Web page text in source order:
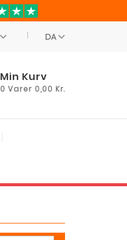
DA
Min Kurv
0 Varer 0,00 Kr.